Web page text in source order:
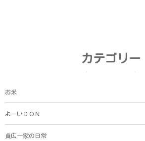
カテゴリー
お米
よーいＤＯＮ
貞広一家の日常